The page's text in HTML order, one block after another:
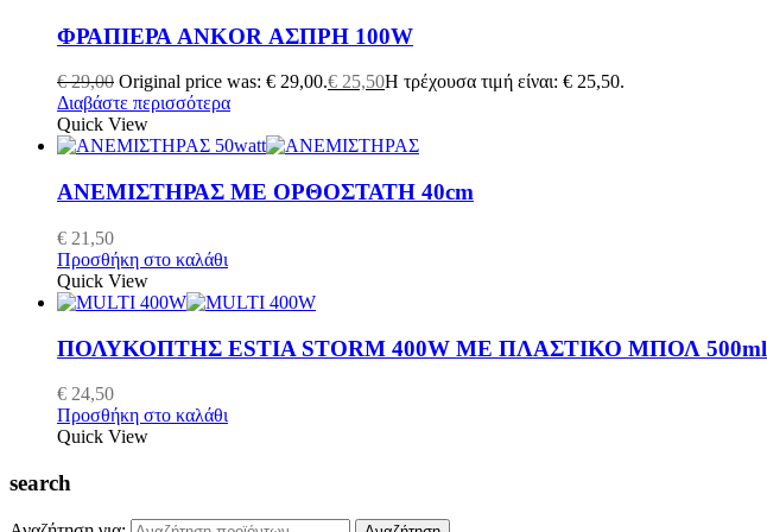
ΦΡΑΠΙΕΡΑ ANKOR ΑΣΠΡΗ 100W
€29,00 Original price was: € 29,00.€ 25,50Η τρέχουσα τιμή είναι: € 25,50.
Διαβάστε περισσότερα
Quick View
ΑΝΕΜΙΣΤΗΡΑΣ ΜΕ ΟΡΘΟΣΤΑΤΗ 40cm
€ 21,50
Προσθήκη στο καλάθι
Quick View
ΠΟΛΥΚΟΠΤΗΣ ESTIA STORM 400W ΜΕ ΠΛΑΣΤΙΚΟ ΜΠΟΛ 500ml
€ 24,50
Προσθήκη στο καλάθι
Quick View
search